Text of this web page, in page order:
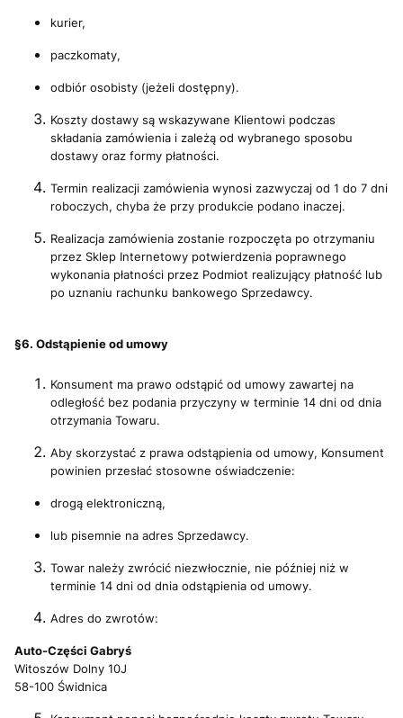
kurier,
paczkomaty,
odbiór osobisty (jeżeli dostępny).
Koszty dostawy są wskazywane Klientowi podczas
składania zamówienia i zależą od wybranego sposobu
dostawy oraz formy płatności.
Termin realizacji zamówienia wynosi zazwyczaj od 1 do 7 dni
roboczych, chyba że przy produkcie podano inaczej.
Realizacja zamówienia zostanie rozpoczęta po otrzymaniu
przez Sklep Internetowy potwierdzenia poprawnego
wykonania płatności przez Podmiot realizujący płatność lub
po uznaniu rachunku bankowego Sprzedawcy.
§6. Odstąpienie od umowy
Konsument ma prawo odstąpić od umowy zawartej na
odległość bez podania przyczyny w terminie 14 dni od dnia
otrzymania Towaru.
Aby skorzystać z prawa odstąpienia od umowy, Konsument
powinien przesłać stosowne oświadczenie:
drogą elektroniczną,
lub pisemnie na adres Sprzedawcy.
Towar należy zwrócić niezwłocznie, nie później niż w
terminie 14 dni od dnia odstąpienia od umowy.
Adres do zwrotów:
Auto-Części Gabryś
Witoszów Dolny 10J
58-100 Świdnica